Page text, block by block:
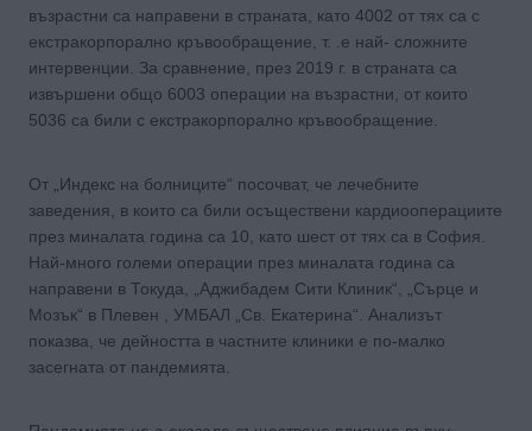
възрастни са направени в страната, като 4002 от тях са с
екстракорпорално кръвообращение, т. .е най- сложните
интервенции. За сравнение, през 2019 г. в страната са
извършени общо 6003 операции на възрастни, от които
5036 са били с екстракорпорално кръвообращение.
От „Индекс на болниците“ посочват, че лечебните
заведения, в които са били осъществени кардиооперациите
през миналата година са 10, като шест от тях са в София.
Най-много големи операции през миналата година са
направени в Токуда, „Аджибадем Сити Клиник“, „Сърце и
Мозък“ в Плевен , УМБАЛ „Св. Екатерина“. Анализът
показва, че дейността в частните клиники е по-малко
засегната от пандемията.